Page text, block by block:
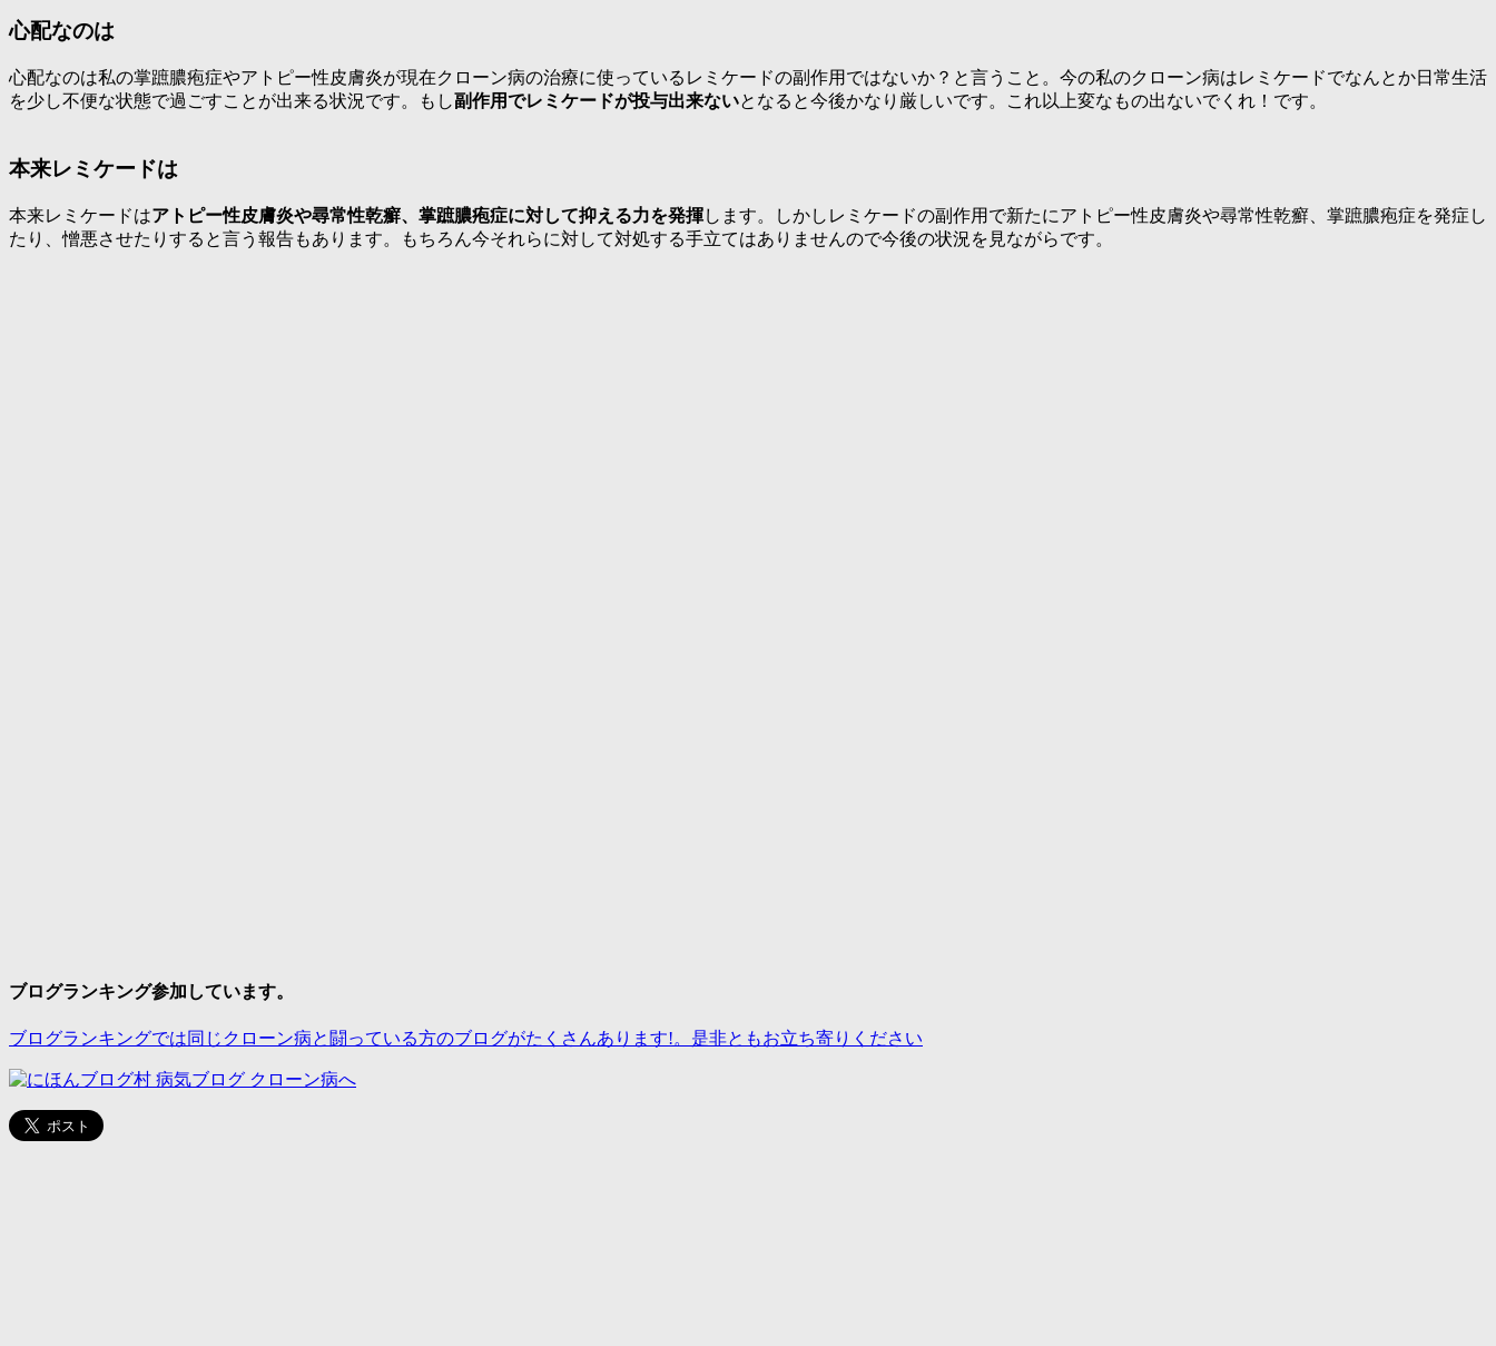
心配なのは
心配なのは私の掌蹠膿疱症やアトピー性皮膚炎が現在クローン病の治療に使っているレミケードの副作用ではないか？と言うこと。今の私のクローン病はレミケードでなんとか日常生活
を少し不便な状態で過ごすことが出来る状況です。もし副作用でレミケードが投与出来ないとなると今後かなり厳しいです。これ以上変なもの出ないでくれ！です。
本来レミケードは
本来レミケードはアトピー性皮膚炎や尋常性乾癬、掌蹠膿疱症に対して抑える力を発揮します。しかしレミケードの副作用で新たにアトピー性皮膚炎や尋常性乾癬、掌蹠膿疱症を発症し
たり、憎悪させたりすると言う報告もあります。もちろん今それらに対して対処する手立てはありませんので今後の状況を見ながらです。
ブログランキング参加しています。
ブログランキングでは同じクローン病と闘っている方のブログがたくさんあります!。是非ともお立ち寄りください